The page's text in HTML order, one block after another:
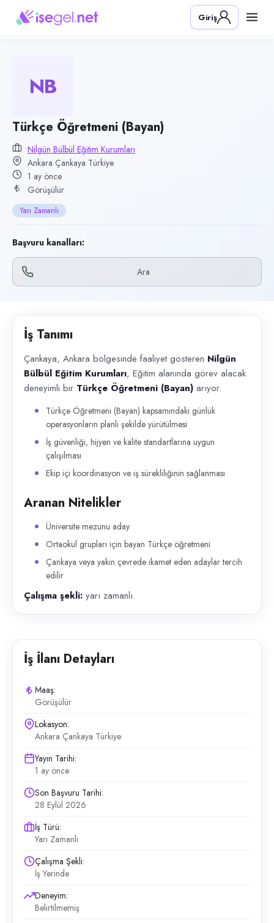
Pozisyon
Türkçe Öğretmeni (Bayan)
Kategori
Konum
Çankaya, Ankara
Çalışma şekli
Yarı Zamanlı · Ofis
Yayın tarihi
30 Haziran 2026
Son geçerlilik
28 Eylül 2026
Başvuru kanalları
İlan açıklaması
Giriş
NB
Türkçe Öğretmeni (Bayan)
Nilgün Bülbül Eğitim Kurumları
Ankara Çankaya Türkiye
1 ay önce
Görüşülür
Yarı Zamanlı
Başvuru kanalları:
Ara
İş Tanımı
Çankaya, Ankara bölgesinde faaliyet gösteren Nilgün
Bülbül Eğitim Kurumları, Eğitim alanında görev alacak
deneyimli bir Türkçe Öğretmeni (Bayan) arıyor.
Türkçe Öğretmeni (Bayan) kapsamındaki günlük
operasyonların planlı şekilde yürütülmesi
İş güvenliği, hijyen ve kalite standartlarına uygun
çalışılması
Ekip içi koordinasyon ve iş sürekliliğinin sağlanması
Aranan Nitelikler
Üniversite mezunu aday
Ortaokul grupları için bayan Türkçe öğretmeni
Çankaya veya yakın çevrede ikamet eden adaylar tercih
edilir
Çalışma şekli: yarı zamanlı.
İş İlanı Detayları
Maaş:
Görüşülür
Lokasyon:
Ankara Çankaya Türkiye
Yayın Tarihi:
1 ay önce
Son Başvuru Tarihi:
28 Eylül 2026
İş Türü:
Yarı Zamanlı
Çalışma Şekli:
İş Yerinde
Deneyim:
Belirtilmemiş